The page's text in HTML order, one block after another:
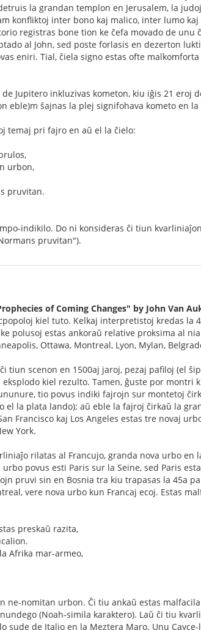
la grandan templon en Jerusalem, la
konfliktoj inter bono kaj malico, inter lumo
registras bone tion ke ĉefa movado de
al John, sed poste forlasis en dezerton
eniri. Tial, ĉiela signo estas ofte
Jupitero inkluzivas kometon, kiu iĝis 21 eroj
eble)m ŝajnas la plej signifohava kometo en la
temaj pri fajro en aŭ el la ĉielo:
urbon,
pruvitan.
indikilo. Do ni konsideras ĉi tiun
pruvitan").
of Coming Changes" by John Van
kiel tuto. Kelkaj interpretistoj kredas
polusoj estas ankoraŭ relative proksima al
Ottawa, Montreal, Lyon, Mylan,
tiun scenon en 1500aj jaroj, pezaj pafiloj (el
kiel rezulto. Tamen, ĝuste por montri
tio povus indiki fajrojn sur montetoj
el la plata lando); aŭ eble la fajroj ĉirkaŭ la
Francisco kaj Los Angeles estas tre novaj
York.
rilatas al Francujo, granda nova urbo
povus esti Paris sur la Seine, sed Paris
pruvi sin en Bosnia tra kiu trapasas la 45a
vere nova urbo kun Francaj ecoj. Estas
preskaŭ razita,
Afrika mar-armeo,
ne-nomitan urbon. Ĉi tiu ankaŭ estas
(Noah-simila karaktero). Laŭ ĉi tiu
sude de Italio en la Meztera Maro. Unu